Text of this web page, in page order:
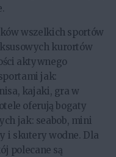
wszelkich sportów
kurortów
aktywnego
jak:
kajaki, gra w
oferują bogaty
jak: seabob, mini
i skutery wodne. Dla
polecane są